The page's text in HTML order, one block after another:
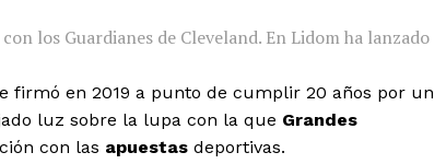
los Guardianes de Cleveland. En Lidom ha lanzado
firmó en 2019 a punto de cumplir 20 años por un
luz sobre la lupa con la que Grandes
con las apuestas deportivas.